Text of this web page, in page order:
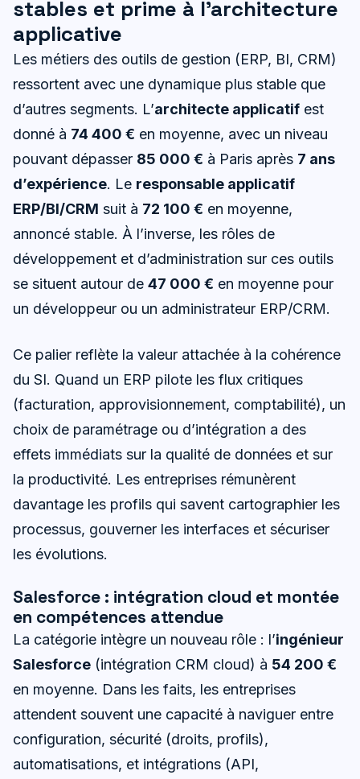
stables et prime à l’architecture
applicative
Les métiers des outils de gestion (ERP, BI, CRM)
ressortent avec une dynamique plus stable que
d’autres segments. L’architecte applicatif est
donné à 74 400 € en moyenne, avec un niveau
pouvant dépasser 85 000 € à Paris après 7 ans
d’expérience. Le responsable applicatif
ERP/BI/CRM suit à 72 100 € en moyenne,
annoncé stable. À l’inverse, les rôles de
développement et d’administration sur ces outils
se situent autour de 47 000 € en moyenne pour
un développeur ou un administrateur ERP/CRM.
Ce palier reflète la valeur attachée à la cohérence
du SI. Quand un ERP pilote les flux critiques
(facturation, approvisionnement, comptabilité), un
choix de paramétrage ou d’intégration a des
effets immédiats sur la qualité de données et sur
la productivité. Les entreprises rémunèrent
davantage les profils qui savent cartographier les
processus, gouverner les interfaces et sécuriser
les évolutions.
Salesforce : intégration cloud et montée
en compétences attendue
La catégorie intègre un nouveau rôle : l’ingénieur
Salesforce (intégration CRM cloud) à 54 200 €
en moyenne. Dans les faits, les entreprises
attendent souvent une capacité à naviguer entre
configuration, sécurité (droits, profils),
automatisations, et intégrations (API,